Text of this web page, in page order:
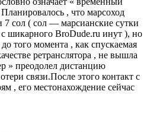
, что марсоход
7 сол ( сол — марсианские сутки
шикарного BroDude.ru инут ), но
того момента , как спускаемая
ретранслятора , не вышла
» преодолел дистанцию
связи.После этого контакт с
, его местонахождение сейчас